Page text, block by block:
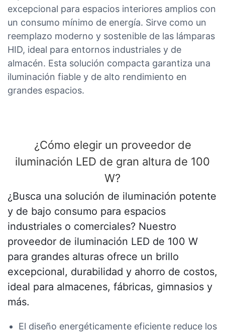
excepcional para espacios interiores amplios con
un consumo mínimo de energía. Sirve como un
reemplazo moderno y sostenible de las lámparas
HID, ideal para entornos industriales y de
almacén. Esta solución compacta garantiza una
iluminación fiable y de alto rendimiento en
grandes espacios.
¿Cómo elegir un proveedor de
iluminación LED de gran altura de 100
W?
¿Busca una solución de iluminación potente
y de bajo consumo para espacios
industriales o comerciales? Nuestro
proveedor de iluminación LED de 100 W
para grandes alturas ofrece un brillo
excepcional, durabilidad y ahorro de costos,
ideal para almacenes, fábricas, gimnasios y
más.
El diseño energéticamente eficiente reduce los